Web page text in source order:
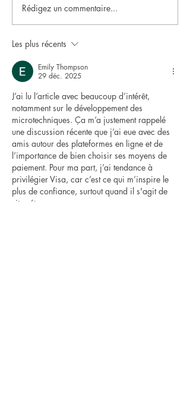
Inauguration chez Sysaxes
Rédigez un commentaire...
Les plus récents
Emily Thompson
29 déc. 2025
J’ai lu l’article avec beaucoup d’intérêt,
notamment sur le développement des
microtechniques. Ça m’a justement rappelé
une discussion récente que j’ai eue avec des
amis autour des plateformes en ligne et de
l’importance de bien choisir ses moyens de
paiement. Pour ma part, j’ai tendance à
privilégier Visa, car c’est ce qui m’inspire le
plus de confiance, surtout quand il s'agit de
sites étrangers.